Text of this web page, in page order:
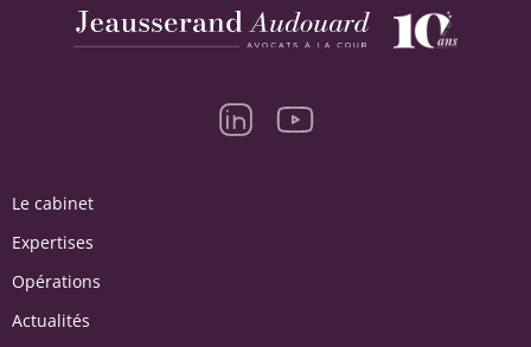
Le cabinet
Expertises
Opérations
Actualités